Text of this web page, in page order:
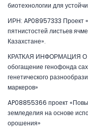
биотехнологии для
ИРН: AP08957333 Проект
пятнистостей листьев
Казахстане».
КРАТКАЯ ИНФОРМАЦИЯ О
обогащение генофонда
генетического
маркеров»
AP08855366 проект
земледелия на основе
орошения»